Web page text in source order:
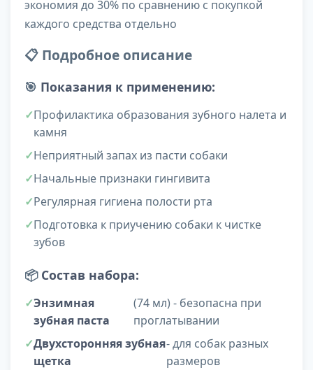
экономия до 30% по сравнению с покупкой
каждого средства отдельно
📋 Подробное описание
🎯 Показания к применению:
Профилактика образования зубного налета и
камня
Неприятный запах из пасти собаки
Начальные признаки гингивита
Регулярная гигиена полости рта
Подготовка к приучению собаки к чистке
зубов
📦 Состав набора:
Энзимная
зубная паста
(74 мл) - безопасна при
проглатывании
Двухсторонняя зубная
щетка
- для собак разных
размеров